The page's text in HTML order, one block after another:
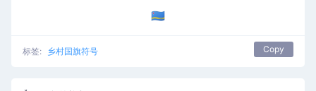
🇦🇼
标签: 乡村国旗符号 Copy